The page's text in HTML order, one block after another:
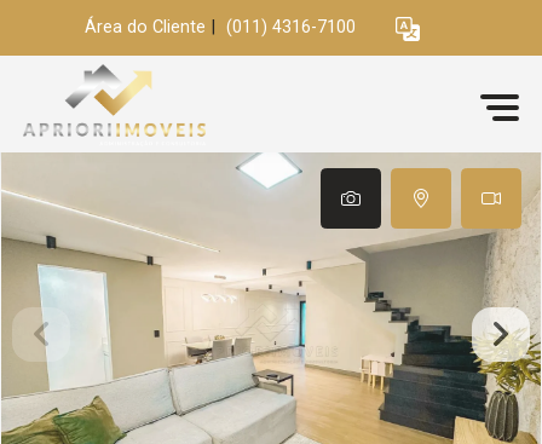
Área do Cliente (011) 4316-7100